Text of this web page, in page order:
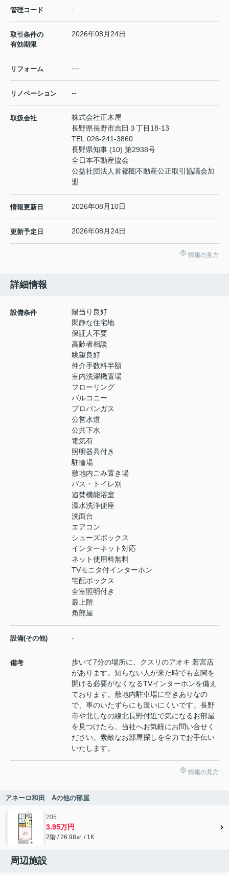
管理コード -
取引条件の
有効期限
2026年08月24日
リフォーム ---
リノベーション --
取扱会社
株式会社正木屋
長野県長野市吉田３丁目18-13
TEL:026-241-3860
長野県知事 (10) 第2938号
全日本不動産協会
公益社団法人首都圏不動産公正取引協議会加
盟
情報更新日 2026年08月10日
更新予定日 2026年08月24日
情報の見方
詳細情報
設備条件
陽当り良好
閑静な住宅地
保証人不要
高齢者相談
眺望良好
仲介手数料半額
室内洗濯機置場
フローリング
バルコニー
プロパンガス
公営水道
公共下水
電気有
照明器具付き
駐輪場
敷地内ごみ置き場
バス・トイレ別
追焚機能浴室
温水洗浄便座
洗面台
エアコン
シューズボックス
インターネット対応
ネット使用料無料
TVモニタ付インターホン
宅配ボックス
全室照明付き
最上階
角部屋
設備(その他) -
備考
歩いて7分の場所に、クスリのアオキ 若宮店
があります。知らない人が来た時でも玄関を
開ける必要がなくなるTVインターホンを備え
ております。敷地内駐車場に空きありなの
で、車のいたずらにも遭いにくいです。長野
市や北しなの線北長野付近で気になるお部屋
を見つけたら、当社へお気軽にお問い合せく
ださい。素敵なお部屋探しを全力でお手伝い
いたします。
情報の見方
アネーロ和田 Aの他の部屋
205
3.95万円
2階 / 26.98㎡ / 1K
周辺施設